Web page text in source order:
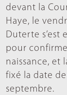
devant la
Haye, le
Duterte s’est
pour
naissance, et
fixé la date
septembre.